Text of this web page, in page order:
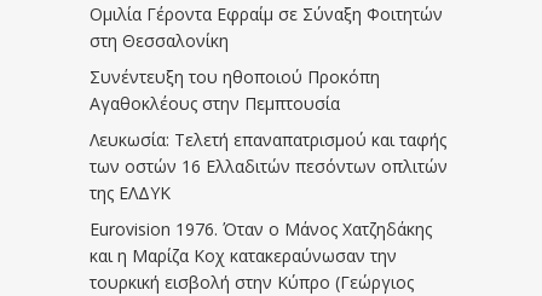
Ομιλία Γέροντα Εφραίμ σε Σύναξη Φοιτητών
στη Θεσσαλονίκη
Συνέντευξη του ηθοποιού Προκόπη
Αγαθοκλέους στην Πεμπτουσία
Λευκωσία: Τελετή επαναπατρισμού και ταφής
των οστών 16 Ελλαδιτών πεσόντων οπλιτών
της ΕΛΔΥΚ
Eurovision 1976. Όταν ο Μάνος Χατζηδάκης
και η Μαρίζα Κοχ κατακεραύνωσαν την
τουρκική εισβολή στην Κύπρο (Γεώργιος